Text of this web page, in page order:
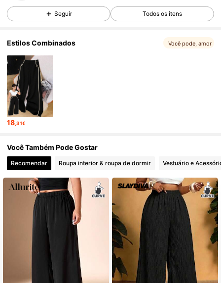
4,68
4,68 301K Seguidores
301K Seguidores
4,68 301K Seguidores
301K Seguidores
Seguir Todos os itens
Estilos Combinados Você pode, amor
18 ,31€
Você Também Pode Gostar
Recomendar Roupa interior & roupa de dormir Vestuário e